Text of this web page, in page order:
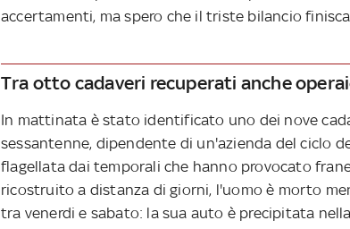
accertamenti, ma spero che il triste bilancio
Tra otto cadaveri recuperati anche
In mattinata è stato identificato uno dei nove
sessantenne, dipendente di un'azienda del ciclo
flagellata dai temporali che hanno provocato
ricostruito a distanza di giorni, l'uomo è morto
tra venerdi e sabato: la sua auto è precipitata